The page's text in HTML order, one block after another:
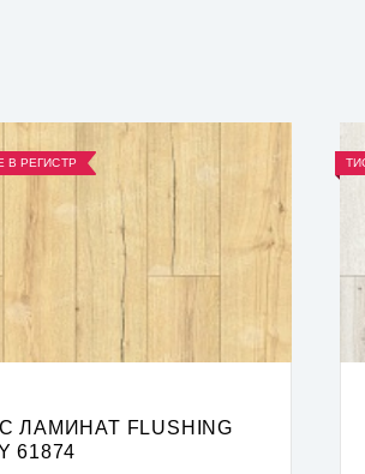
В РЕГИСТР
ЛАМИНАТ FLUSHING
61874